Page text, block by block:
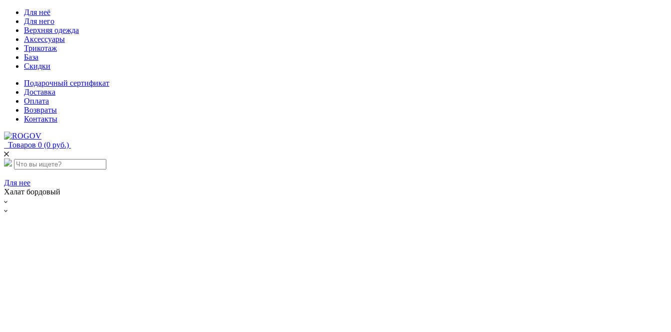
Для неё
Для него
Верхняя одежда
Аксессуары
Трикотаж
База
Скидки
Подарочный сертификат
Доставка
Оплата
Возвраты
Контакты
Товаров 0 (0 руб.)
Для нее
Халат бордовый